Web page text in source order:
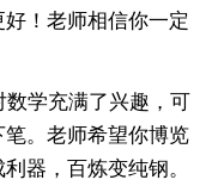
！老师相信你一定
数学充满了兴趣，可
。老师希望你博览
器，百炼变纯钢。